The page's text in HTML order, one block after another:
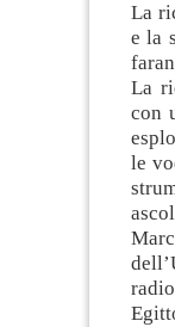
La
e la
La
con
le